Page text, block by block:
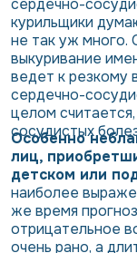
сердечно-
курильщики
не так уж много.
выкуривание
ведет к резкому
сердечно-
целом
сосудистых
Особенно
лиц,
детском или
наиболее
же время
отрицательное
очень рано, а